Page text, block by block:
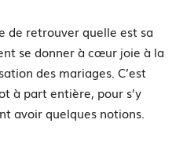
de retrouver quelle est sa
se donner à cœur joie à la
des mariages. C’est
à part entière, pour s’y
avoir quelques notions.